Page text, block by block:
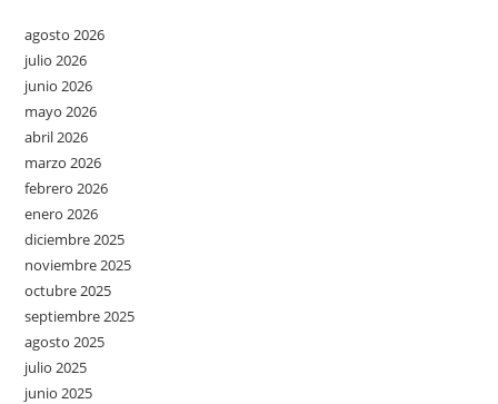
agosto 2026
julio 2026
junio 2026
mayo 2026
abril 2026
marzo 2026
febrero 2026
enero 2026
diciembre 2025
noviembre 2025
octubre 2025
septiembre 2025
agosto 2025
julio 2025
junio 2025